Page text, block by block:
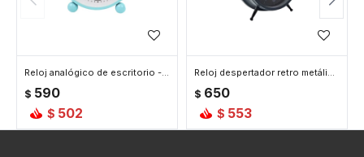
Reloj analógico de escritorio - Celeste
$ 590
$ 502
Reloj despertador retro metálico con doble campana 10*17 - Azul
$ 650
$ 553